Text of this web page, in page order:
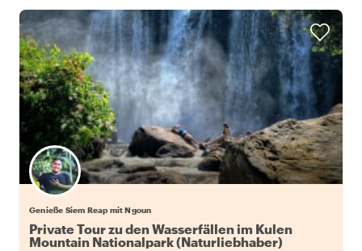
Genieße Siem Reap mit Ngoun
Private Tour zu den Wasserfällen im Kulen
Mountain Nationalpark (Naturliebhaber)